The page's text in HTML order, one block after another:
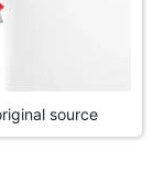
source